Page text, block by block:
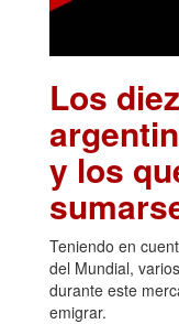
Los
y los
Teniendo en
del Mundial,
durante este
emigrar.